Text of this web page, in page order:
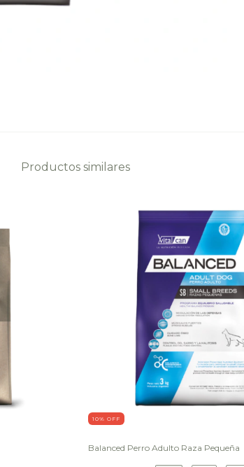
Productos similares
10% OFF
Balanced Perro Adulto Raza Pequeña